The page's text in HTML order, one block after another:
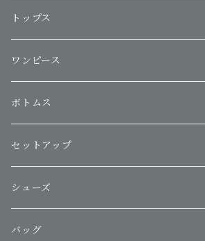
トップス
ワンピース
ボトムス
セットアップ
シューズ
バッグ